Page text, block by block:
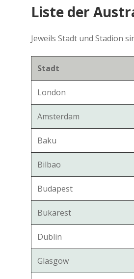
Liste der
Jeweils Stadt und Stadion
Stadt
London
Amsterdam
Baku
Bilbao
Budapest
Bukarest
Dublin
Glasgow